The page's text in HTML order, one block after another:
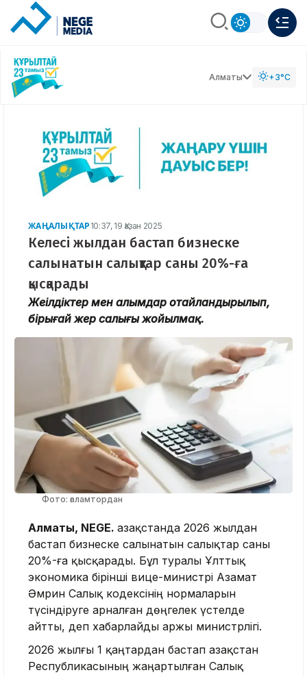
Алматы +3°C
ЖАҢАЛЫҚТАР 10:37, 19 Қазан 2025
Келесі жылдан бастап бизнеске
салынатын салықтар саны 20%-ға
қысқарады
Жеңілдіктер мен алымдар оңтайландырылып,
бірыңғай жер салығы жойылмақ.
Фото: ғаламтордан
Алматы, NEGE. Қазақстанда 2026 жылдан
бастап бизнеске салынатын салықтар саны
20%-ға қысқарады. Бұл туралы Ұлттық
экономика бірінші вице-министрі Азамат
Әмрин Салық кодексінің нормаларын
түсіндіруге арналған дөңгелек үстелде
айтты, деп хабарлайды Қаржы министрлігі.
2026 жылғы 1 қаңтардан бастап Қазақстан
Республикасының жаңартылған Салық